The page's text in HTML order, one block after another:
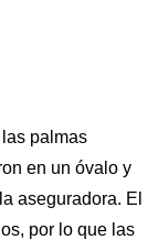
palmas
en un óvalo y
aseguradora. El
por lo que las